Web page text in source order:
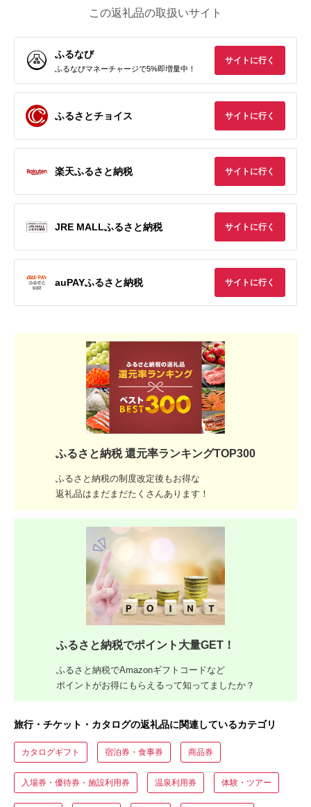
この返礼品の取扱いサイト
ふるなび
ふるなびマネーチャージで5%即増量中！
サイトに行く
ふるさとチョイス サイトに行く
楽天ふるさと納税 サイトに行く
JRE MALLふるさと納税 サイトに行く
auPAYふるさと納税 サイトに行く
ふるさと納税 還元率ランキングTOP300
ふるさと納税の制度改定後もお得な
返礼品はまだまだたくさんあります！
ふるさと納税でポイント大量GET！
ふるさと納税でAmazonギフトコードなど
ポイントがお得にもらえるって知ってましたか？
旅行・チケット・カタログの返礼品に関連しているカテゴリ
カタログギフト 宿泊券・食事券 商品券
入場券・優待券・施設利用券 温泉利用券 体験・ツアー